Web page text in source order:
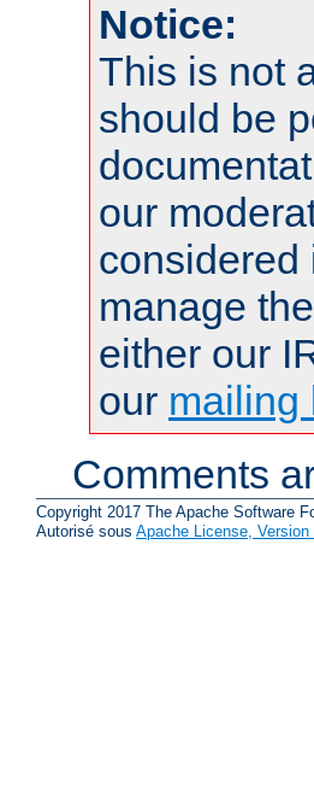
Notice:
This is not
should be
our
considered
manage
either our
our mailing
Comments
Copyright 2017 The Apache Software
Autorisé sous Apache License, Version